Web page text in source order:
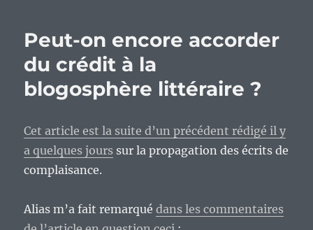
Peut-on encore accorder
du crédit à la
blogosphère littéraire ?
Cet article est la suite d’un précédent rédigé il y
a quelques jours sur la propagation des écrits de
complaisance.
Alias m’a fait remarquédans les commentaires